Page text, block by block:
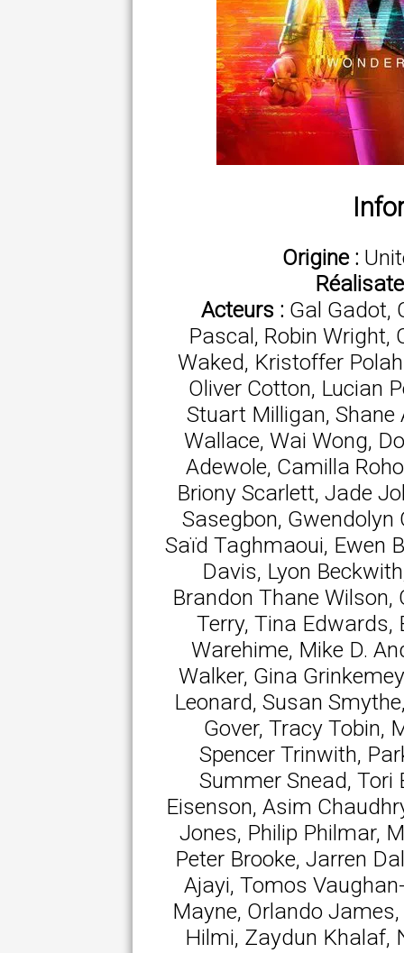
Origine :
Acteurs : Gal Gadot,
Pascal, Robin Wright,
Waked, Kristoffer
Oliver Cotton, Lucian
Stuart Milligan,
Wallace, Wai Wong,
Adewole, Camilla
Briony Scarlett, Jade
Sasegbon, Gwendolyn
Saïd Taghmaoui, Ewen
Davis, Lyon
Brandon Thane Wilson,
Terry, Tina Edwards,
Warehime, Mike D.
Walker, Gina
Leonard, Susan
Gover, Tracy Tobin,
Spencer Trinwith,
Summer Snead, Tori
Eisenson, Asim
Jones, Philip Philmar,
Peter Brooke, Jarren
Ajayi, Tomos
Mayne, Orlando
Hilmi, Zaydun Khalaf,